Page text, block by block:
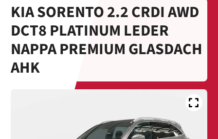
KIA SORENTO 2.2 CRDI AWD
DCT8 PLATINUM LEDER
NAPPA PREMIUM GLASDACH
AHK